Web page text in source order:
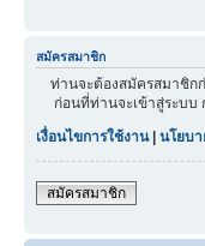
สมัครสมาชิก
ท่านจะต้องสมัครสมาชิก
ก่อนที่ท่านจะเข้าสู่ระบบ
เงื่อนไขการใช้งาน| นโยบ
สมัครสมาชิก